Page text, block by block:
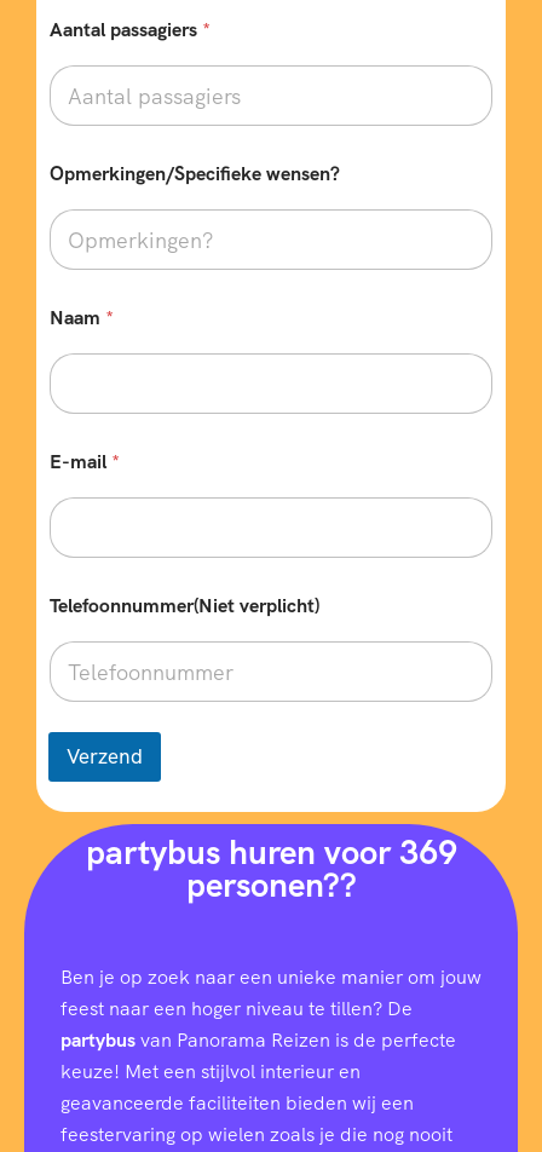
Aantal passagiers *
Opmerkingen/Specifieke wensen?
Naam *
E-mail *
Telefoonnummer(Niet verplicht)
Verzend
partybus huren voor 369
personen??
Ben je op zoek naar een unieke manier om jouw
feest naar een hoger niveau te tillen? De
partybusvan Panorama Reizen is de perfecte
keuze! Met een stijlvol interieur en
geavanceerde faciliteiten bieden wij een
feestervaring op wielen zoals je die nog nooit